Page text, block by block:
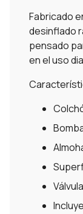
Fabricado
desinflado
pensado
en el uso